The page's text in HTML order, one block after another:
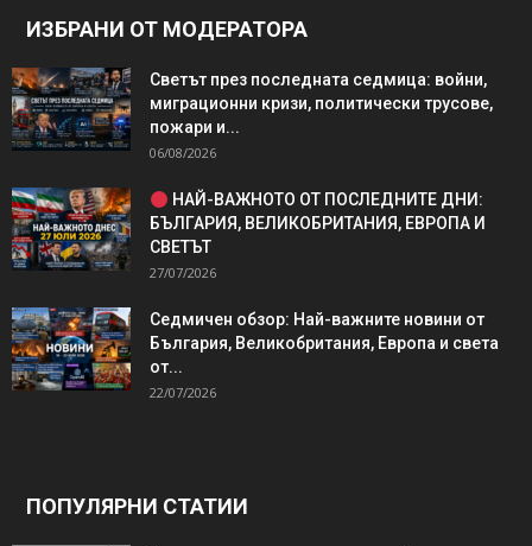
ИЗБРАНИ ОТ МОДЕРАТОРА
Светът през последната седмица: войни,
миграционни кризи, политически трусове,
пожари и...
06/08/2026
НАЙ-ВАЖНОТО ОТ ПОСЛЕДНИТЕ ДНИ:
БЪЛГАРИЯ, ВЕЛИКОБРИТАНИЯ, ЕВРОПА И
СВЕТЪТ
27/07/2026
Седмичен обзор: Най-важните новини от
България, Великобритания, Европа и света
от...
22/07/2026
ПОПУЛЯРНИ СТАТИИ